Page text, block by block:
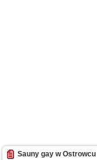
Sauny gay w Ostrowcu